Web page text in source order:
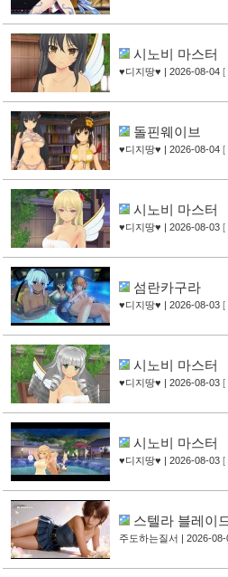
시노비 마스터
♥디지땅♥ | 2026-08-04 [
돌핀웨이브
♥디지땅♥ | 2026-08-04 [
시노비 마스터
♥디지땅♥ | 2026-08-03 [
섬란카구라
♥디지땅♥ | 2026-08-03 [
시노비 마스터
♥디지땅♥ | 2026-08-03 [
시노비 마스터
♥디지땅♥ | 2026-08-03 [
스텔라 블레이
주도하는질서 | 2026-08-